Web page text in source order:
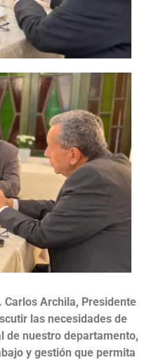
Carlos Archila, Presidente
las necesidades de
de nuestro departamento,
y gestión que permita